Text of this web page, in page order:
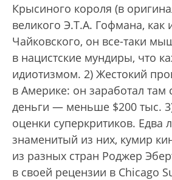
Крысиного короля (в
великого Э.Т.А. Гофмана, как
Чайковского, он все-таки
в нацистские мундиры, что
идиотизмом. 2) Жестокий
в Америке: он заработал
деньги — меньше $200 тыс.
оценки суперкритиков. Едва
знаменитый из них, кумир
из разных стран Роджер
в своей рецензии в Chicago